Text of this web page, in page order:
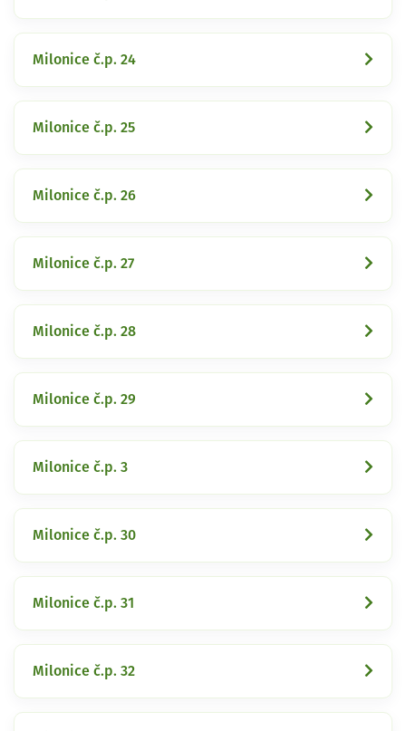
Milonice č.p. 24
Milonice č.p. 25
Milonice č.p. 26
Milonice č.p. 27
Milonice č.p. 28
Milonice č.p. 29
Milonice č.p. 3
Milonice č.p. 30
Milonice č.p. 31
Milonice č.p. 32